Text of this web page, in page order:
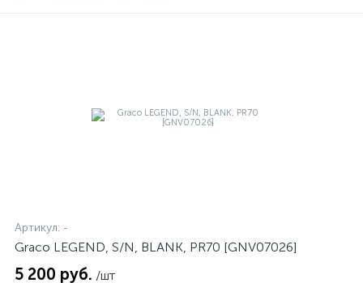
Артикул: -
Graco LEGEND, S/N, BLANK, PR70 [GNV07026]
5 200 руб. /шт